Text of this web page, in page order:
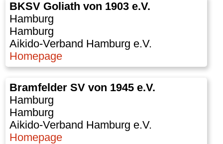
BKSV Goliath von 1903 e.V.
Hamburg
Hamburg
Aikido-Verband Hamburg e.V.
Homepage
Bramfelder SV von 1945 e.V.
Hamburg
Hamburg
Aikido-Verband Hamburg e.V.
Homepage